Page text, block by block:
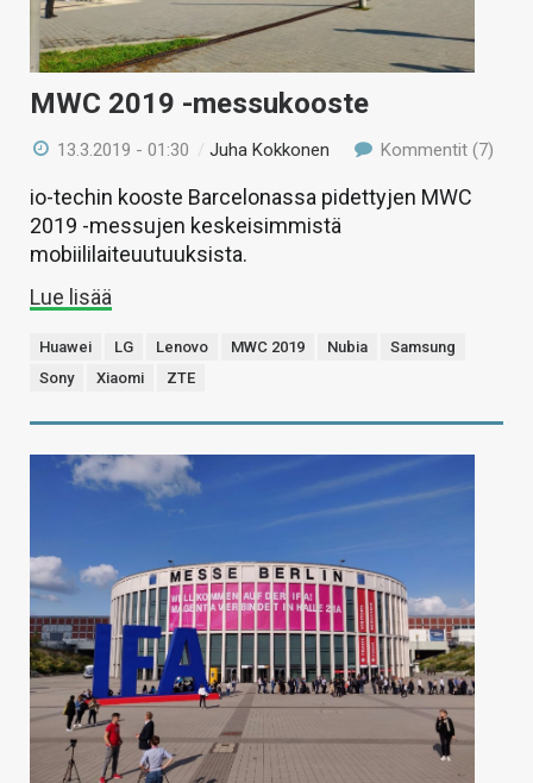
MWC 2019 -messukooste
13.3.2019 - 01:30 /Juha Kokkonen Kommentit (7)
io-techin kooste Barcelonassa pidettyjen MWC
2019 -messujen keskeisimmistä
mobiililaiteuutuuksista.
Lue lisää
Huawei LG Lenovo MWC 2019 Nubia
Samsung
Sony
Xiaomi ZTE